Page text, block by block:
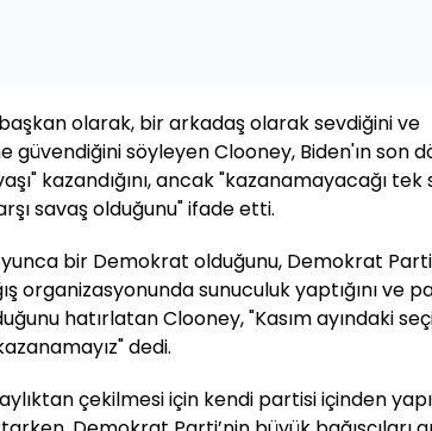
olarak, bir arkadaş olarak sevdiğini ve
güvendiğini söyleyen Clooney, Biden'ın son
kazandığını, ancak "kazanamayacağı tek
savaş olduğunu" ifade etti.
bir Demokrat olduğunu, Demokrat
organizasyonunda sunuculuk yaptığını ve
hatırlatan Clooney, "Kasım ayındaki
dedi.
çekilmesi için kendi partisi içinden